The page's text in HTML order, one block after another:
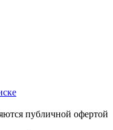
публичной офертой